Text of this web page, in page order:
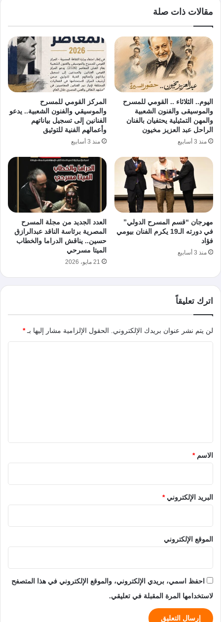
مقالات ذات صلة
اليوم.. الثلاثاء .. القومي للمسرح
والموسيقى والفنون الشعبية
والمهن التمثيلية يحتفيان بالفنان
الراحل عبد العزيز مخيون
منذ 3 أسابيع
المركز القومي للمسرح
والموسيقي والفنون الشعبية.. يدعو
الفنانين إلى تسجيل بياناتهم
وأعمالهم الفنية للتوثيق
منذ 3 أسابيع
مهرجان “قسم المسرح الدولي”
في دورته الـ19 يكرم الفنان بيومي
فؤاد
منذ 3 أسابيع
العدد الجديد من مجلة المسرح
المصرية برئاسة الناقد عبدالرازق
حسين.. يناقش الدراما والخطاب
الميتا مسرحي
21 مايو، 2026
اترك تعليقاً
لن يتم نشر عنوان بريدك الإلكتروني. الحقول الإلزامية مشار إليها بـ*
*الاسم*
البريد الإلكتروني*
الموقع الإلكتروني
احفظ اسمي، بريدي الإلكتروني، والموقع الإلكتروني في هذا المتصفح
لاستخدامها المرة المقبلة في تعليقي.